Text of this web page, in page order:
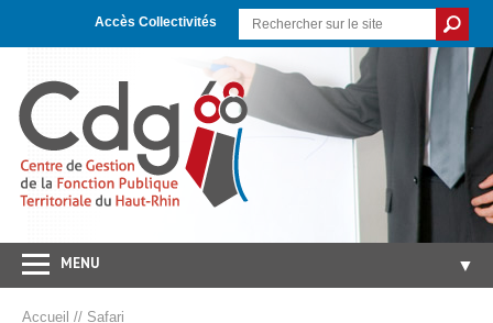
navigation
Accès Collectivités
MENU ▼
Accueil // Safari